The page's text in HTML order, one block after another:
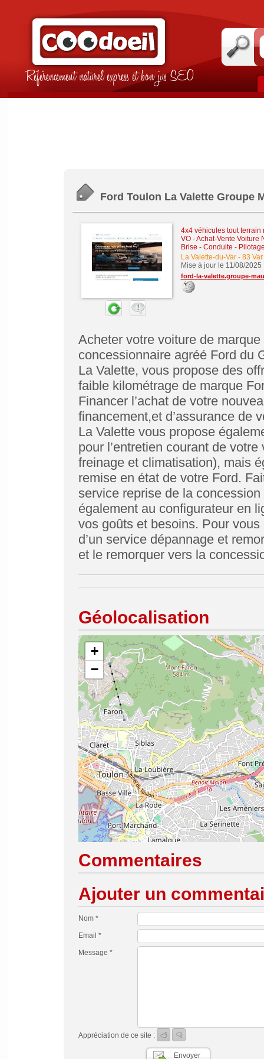
Référencement naturel express et bon jus SEO
Ford Toulon La Valette Groupe
4x4 véhicules tout terrain
VO-Achat-Vente Voiture
Brise - Conduite -
La Valette-du-Var- 83 Var
Mise à jour le 11/08/2025
ford-la-valette.groupe-
Acheter votre voiture de
concessionnaire agréé Ford du
La Valette, vous propose des
faible kilométrage de marque
Financer l’achat de votre
financement,et d’assurance de
La Valette vous propose
pour l’entretien courant de
freinage et climatisation), mais
remise en état de votre Ford.
service reprise de la
également au configurateur en
vos goûts et besoins. Pour
d’un service dépannage et
et le remorquer vers la
Géolocalisation
+
−
Commentaires
Ajouter un
Nom *
Email *
Message *
Appréciation de ce site :